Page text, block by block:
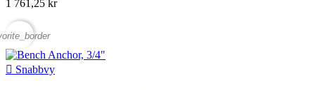
1 761,25 kr
 Snabbvy